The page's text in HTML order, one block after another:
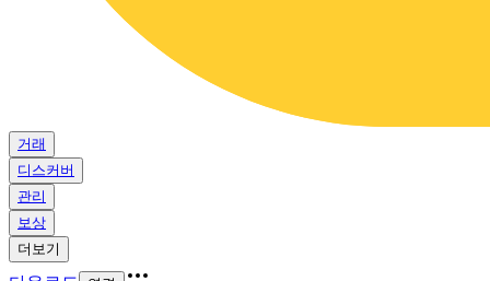
거래
디스커버
관리
보상
더보기